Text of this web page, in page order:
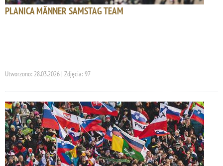
PLANICA MÄNNER SAMSTAG TEAM
Utworzono: 28.03.2026 | Zdjęcia: 97